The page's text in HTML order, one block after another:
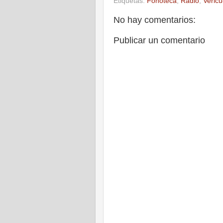
No hay comentarios:
Publicar un comentario